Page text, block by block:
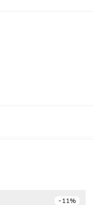
- 11%